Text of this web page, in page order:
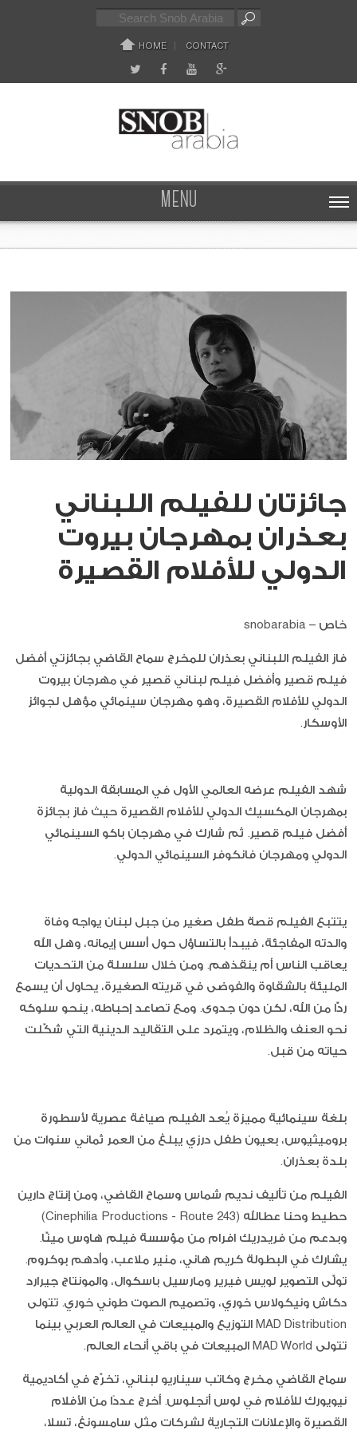
HOME CONTACT
MENU
جائزتان للفيلم اللبناني
بعذران بمهرجان بيروت
الدولي للأفلام القصيرة
خاص – snobarabia
فاز الفيلم اللبناني بعذران للمخرج سماح القاضي بجائزتي أفضل
فيلم قصير وأفضل فيلم لبناني قصير في مهرجان بيروت
الدولي للأفلام القصيرة، وهو مهرجان سينمائي مؤهل لجوائز
الأوسكار.
شهد الفيلم عرضه العالمي الأول في المسابقة الدولية
بمهرجان المكسيك الدولي للأفلام القصيرة حيث فاز بجائزة
أفضل فيلم قصير. ثم شارك في مهرجان باكو السينمائي
الدولي ومهرجان فانكوفر السينمائي الدولي.
يتتبع الفيلم قصة طفل صغير من جبل لبنان يواجه وفاة
والدته المفاجئة، فيبدأ بالتساؤل حول أسس إيمانه، وهل الله
يعاقب الناس أم ينقذهم. ومن خلال سلسلة من التحديات
المليئة بالشقاوة والفوضى في قريته الصغيرة، يحاول أن يسمع
ردًّا من الله، لكن دون جدوى. ومع تصاعد إحباطه، ينحو سلوكه
نحو العنف والظلام، ويتمرد على التقاليد الدينية التي شكّلت
حياته من قبل.
بلغة سينمائية مميزة يُعد الفيلم صياغة عصرية لأسطورة
بروميثيوس، بعيون طفل درزي يبلغ من العمر ثماني سنوات من
بلدة بعذران.
الفيلم من تأليف نديم شماس وسماح القاضي، ومن إنتاج دارين
حطيط وحنا عطالله (Cinephilia Productions - Route 243)
وبدعم من فريدريك افرام من مؤسسة فيلم هاوس مينّا.
يشارك في البطولة كريم هاني، منير ملاعب، وأدهم بوكروم.
تولّى التصوير لويس فيرير ومارسيل باسكوال، والمونتاج جيرارد
دكاش ونيكولاس خوري، وتصميم الصوت طوني خوري. تتولى
MAD Distribution التوزيع والمبيعات في العالم العربي بينما
تتولى MAD World المبيعات في باقي أنحاء العالم.
سماح القاضي مخرج وكاتب سيناريو لبناني، تخرّج في أكاديمية
نيويورك للأفلام في لوس أنجلوس. أخرج عددًا من الأفلام
القصيرة والإعلانات التجارية لشركات مثل سامسونغ، تسلا،